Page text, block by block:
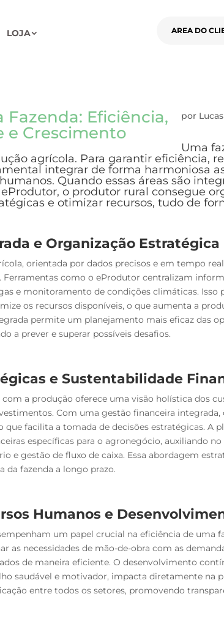
LOJA AREA DO
Fazenda: Eficiência,
e Crescimento
por
Uma
agrícola. Para garantir eficiência,
integrar de forma harmoniosa
Quando essas áreas são
o produtor rural consegue
e otimizar recursos, tudo de
e Organização Estratégica
orientada por dados precisos e em tempo
Ferramentas como o eProdutor centralizam
e monitoramento de condições climáticas.
os recursos disponíveis, o que aumenta a
permite um planejamento mais eficaz das
a prever e superar possíveis desafios.
e Sustentabilidade
a produção oferece uma visão holística dos
Com uma gestão financeira
que facilita a tomada de decisões estratégicas. A
específicas para o agronegócio, auxiliando
e gestão de fluxo de caixa. Essa abordagem
da fazenda a longo prazo.
Humanos e
um papel crucial na eficiência de uma
as necessidades de mão-de-obra com as
de maneira eficiente. O desenvolvimento
saudável e motivador, impacta diretamente na
entre todos os setores, promovendo